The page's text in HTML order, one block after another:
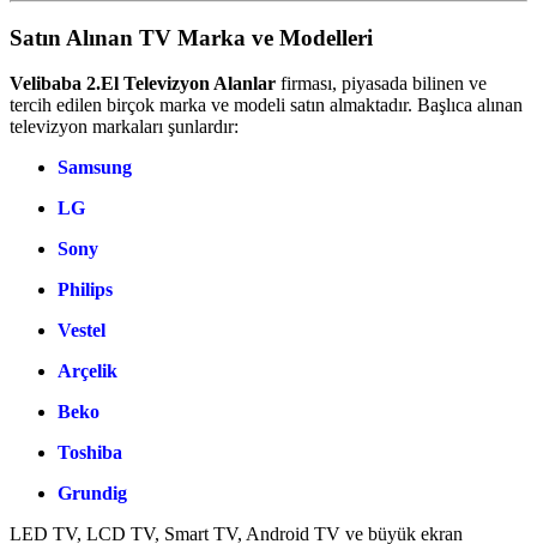
Satın Alınan TV Marka ve Modelleri
Velibaba 2.El Televizyon Alanlar firması, piyasada bilinen ve
tercih edilen birçok marka ve modeli satın almaktadır. Başlıca alınan
televizyon markaları şunlardır:
Samsung
LG
Sony
Philips
Vestel
Arçelik
Beko
Toshiba
Grundig
LED TV, LCD TV, Smart TV, Android TV ve büyük ekran